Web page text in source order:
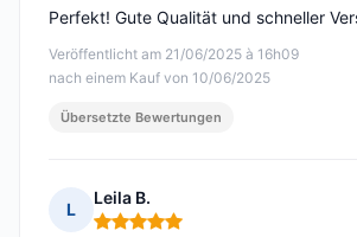
Veröffentlicht am 21/06/2025 à 16h09
nach einem Kauf von 10/06/2025
Perfekt! Gute Qualität und schneller
Übersetzte Bewertungen
L
Leila B.
Hinweis: 5 von 5